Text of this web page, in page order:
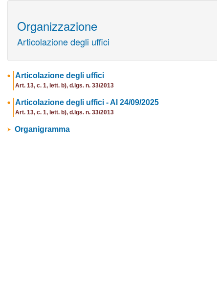
Organizzazione
Articolazione degli uffici
Articolazione degli uffici
Art. 13, c. 1, lett. b), d.lgs. n. 33/2013
Articolazione degli uffici - Al 24/09/2025
Art. 13, c. 1, lett. b), d.lgs. n. 33/2013
Organigramma